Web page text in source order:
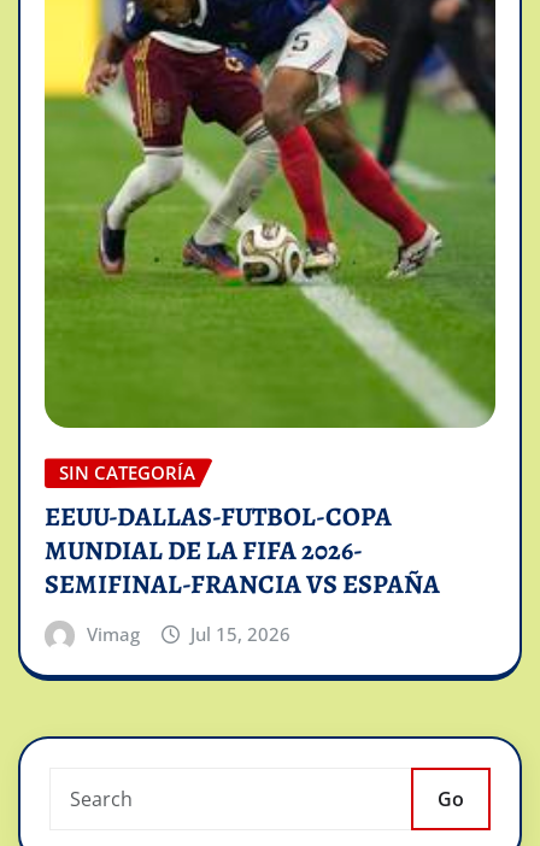
SIN CATEGORÍA
EEUU-DALLAS-FUTBOL-COPA
MUNDIAL DE LA FIFA 2026-
SEMIFINAL-FRANCIA VS ESPAÑA
Vimag Jul 15, 2026
Go